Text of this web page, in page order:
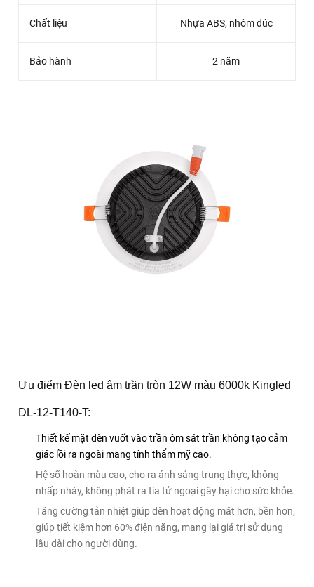
Chất liệu Nhựa ABS, nhôm đúc
Bảo hành 2 năm
Ưu điểm Đèn led âm trần tròn 12W màu 6000k Kingled
DL-12-T140-T:
Thiết kế mặt đèn vuốt vào trần ôm sát trần không tạo cảm
giác lồi ra ngoài mang tính thẩm mỹ cao.
Hệ số hoàn màu cao, cho ra ánh sáng trung thực, không
nhấp nháy, không phát ra tia tử ngoại gây hại cho sức khỏe.
Tăng cường tản nhiệt giúp đèn hoạt động mát hơn, bền hơn,
giúp tiết kiệm hơn 60% điện năng, mang lại giá trị sử dụng
lâu dài cho người dùng.